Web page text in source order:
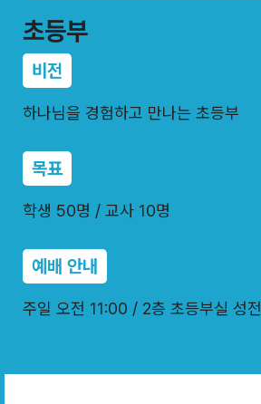
초등부
비전
하나님을 경험하고 만나는 초등부
목표
학생 50명 / 교사 10명
예배 안내
주일 오전 11:00 / 2층 초등부실 성전